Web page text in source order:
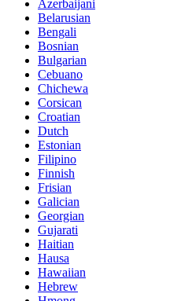
Azerbaijani
Belarusian
Bengali
Bosnian
Bulgarian
Cebuano
Chichewa
Corsican
Croatian
Dutch
Estonian
Filipino
Finnish
Frisian
Galician
Georgian
Gujarati
Haitian
Hausa
Hawaiian
Hebrew